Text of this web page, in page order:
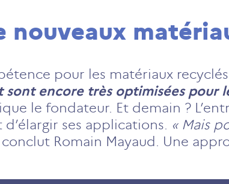
nouveaux
pour les matériaux
sont encore très optimisées pour
le fondateur. Et demain ?
ses applications. « Mais
conclut Romain Mayaud. Une